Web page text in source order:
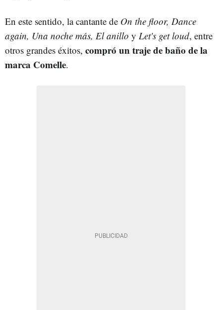
En este sentido, la cantante de On the floor, Dance
again, Una noche más, El anillo y Let's get loud, entre
otros grandes éxitos, compró un traje de baño de la
marca Comelle.